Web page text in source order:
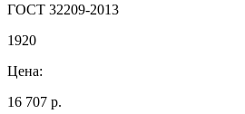
ГОСТ 32209-2013
1920
Цена:
16 707 р.